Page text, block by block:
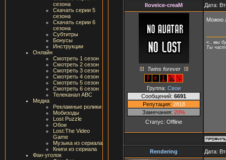
сезона
Скачать серии 5
сезона
Скачать серии 6
сезона
Субтитры
Бонусы
Инструкции
Онлайн
Смотреть 1 сезон
Смотреть 2 сезон
Смотреть 3 сезон
Смотреть 4 сезон
Смотреть 5 сезон
Смотреть 6 сезон
Телеканал ABC
Медиа
Рекламные ролики
Мобизоды
Lost Puzzle
Обои
Lost:The Video
Game
Музыка из сериала
Книги из сериала
Фан-уголок
Iloveice-creaM Дата:
Twins forever
Группа: Свои
Сообщений: 6691
Репутация: 2818
Замечания: 20%
Статус: Offline
Можно
«.. мы
Ты
Rendering Дата: